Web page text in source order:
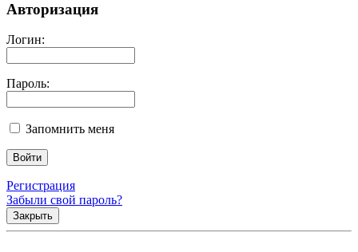
Авторизация
Логин:
Пароль:
Запомнить меня
Регистрация
Забыли свой пароль?
Закрыть